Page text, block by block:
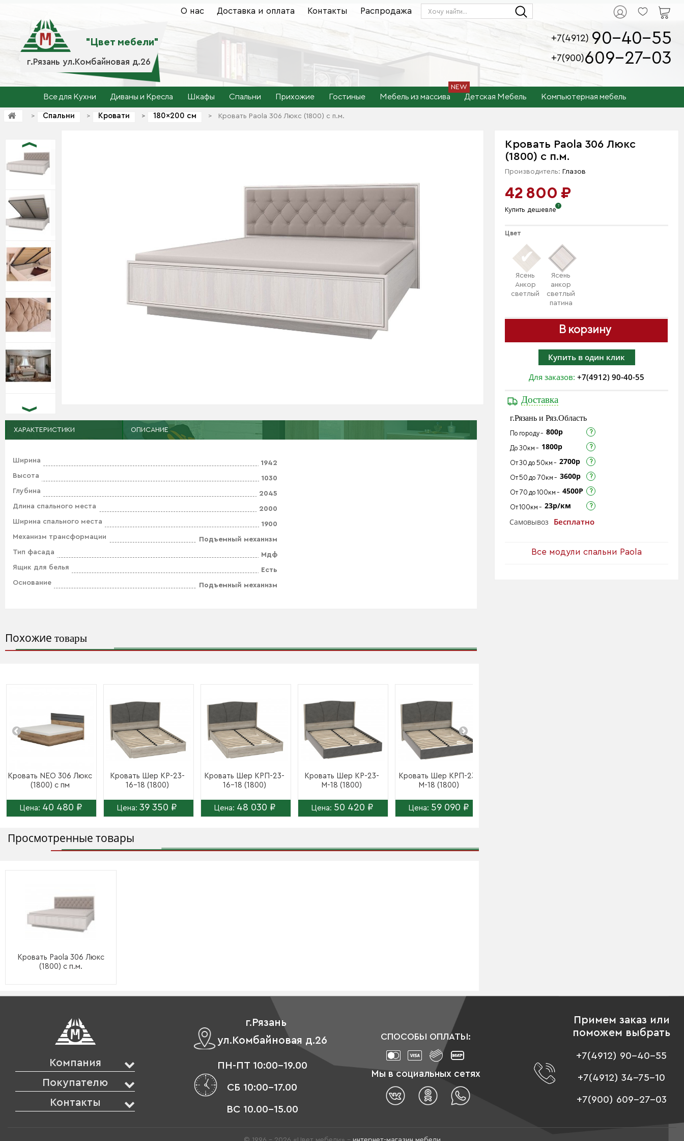
г.Рязань ул.Комбайновая д.26
"Цвет мебели"
О нас Доставка и оплата Контакты Распродажа
+7(4912) 90-40-55
+7(900)609-27-03
Все для Кухни Диваны и Кресла Шкафы Спальни Прихожие Гостиные Мебель из массива Детская Мебель Компьютерная мебель
> Спальни > Кровати >
> 180×200 см > Кровать Paola 306 Люкс (1800) с п.м.
Кровать Paola 306 Люкс
(1800) с п.м.
Производитель: Глазов
42 800 ₽
Купить дешевле
В корзину
Купить в один клик
Цвет
Ясень
Анкор
светлый
Ясень
анкор
светлый
патина
Для заказов:+7(4912) 90-40-55
Доставка
г.Рязань и Ряз.Область
По городу - 800р
До 30км - 1800р
От 30 до 50км - 2700р
От 50 до 70км - 3600р
От 70 до 100км - 4500Р
От 100км - 23р/км
Самовывоз
Бесплатно
Все модули спальни Paola
ХАРАКТЕРИСТИКИ ОПИСАНИЕ
Ширина
1942
Высота
1030
Глубина
2045
Длина спального места
2000
Ширина спального места
1900
Механизм трансформации
Подъемный механизм
Тип фасада
Мдф
Ящик для белья
Есть
Основание
Подъемный механизм
Похожие товары
Кровать NEO 306 Люкс
(1800) с пм
Цена: 40 480 ₽
Кровать Шер КР-23-
16-18 (1800)
Цена: 39 350 ₽
Кровать Шер КРП-23-
16-18 (1800)
Цена: 48 030 ₽
Кровать Шер КР-23-
М-18 (1800)
Цена: 50 420 ₽
Кровать Шер КРП-23-
М-18 (1800)
Цена: 59 090 ₽
Просмотренные товары
Кровать Paola 306 Люкс
(1800) с п.м.
Компания
Покупателю
Контакты
г.Рязань
ул.Комбайновая д.26
ПН-ПТ 10:00-19.00
СБ 10:00-17.00
ВС 10.00-15.00
СПОСОБЫ ОПЛАТЫ:
Мы в социальных сетях
Примем заказ или
поможем выбрать
+7(4912) 90-40-55
+7(4912) 34-75-10
+7(900) 609-27-03